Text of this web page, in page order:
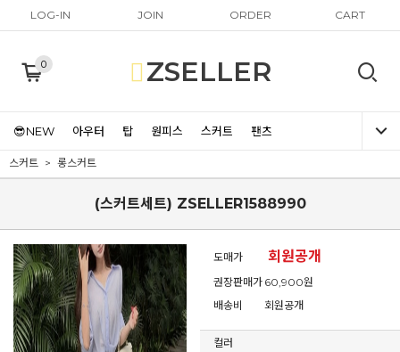
LOG-IN JOIN ORDER CART
0 ZSELLER
😎NEW 아우터 탑 원피스 스커트 팬츠
스커트 롱스커트
(스커트세트) ZSELLER1588990
도매가 회원공개
권장판매가 60,900원
배송비
회원공개
컬러